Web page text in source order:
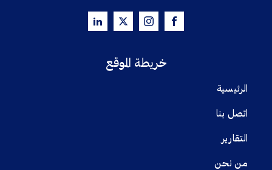
خريطة الموقع
الرئيسية
اتصل بنا
التقارير
من نحن